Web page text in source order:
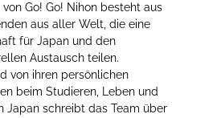
von Go! Go! Nihon besteht aus
aus aller Welt, die eine
für Japan und den
Austausch teilen.
von ihren persönlichen
beim Studieren, Leben und
Japan schreibt das Team über